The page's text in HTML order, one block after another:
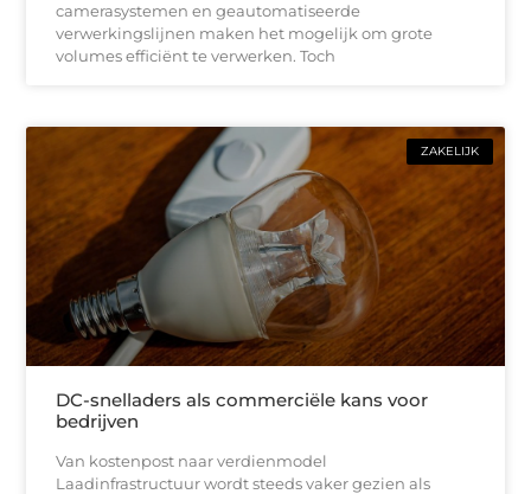
camerasystemen en geautomatiseerde
verwerkingslijnen maken het mogelijk om grote
volumes efficiënt te verwerken. Toch
ZAKELIJK
DC-snelladers als commerciële kans voor
bedrijven
Van kostenpost naar verdienmodel
Laadinfrastructuur wordt steeds vaker gezien als